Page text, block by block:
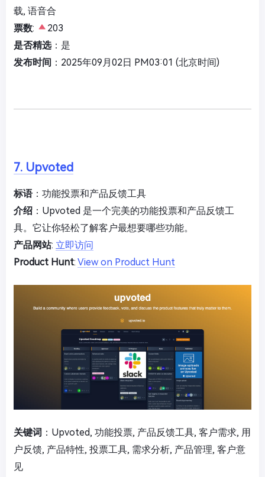
载, 语音合
票数:
203
是否精选：是
发布时间 ：2025年09月02日 PM03:01 (北京时间)
7. Upvoted
标语：功能投票和产品反馈工具
介绍 ：Upvoted 是一个完美的功能投票和产品反馈工
具。它让你轻松了解客户最想要哪些功能。
产品网站: 立即访问
Product Hunt: View on Product Hunt
关键词 ：Upvoted, 功能投票, 产品反馈工具, 客户需求, 用
户反馈, 产品特性, 投票工具, 需求分析, 产品管理, 客户意
见